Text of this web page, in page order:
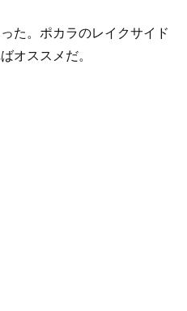
た。ポカラのレイクサイド
オススメだ。